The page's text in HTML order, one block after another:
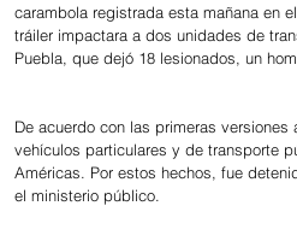
carambola registrada esta mañana en
tráiler impactara a dos unidades de
Puebla, que dejó 18 lesionados, un
De acuerdo con las primeras
vehículos particulares y de transporte
Américas. Por estos hechos, fue
el ministerio público.